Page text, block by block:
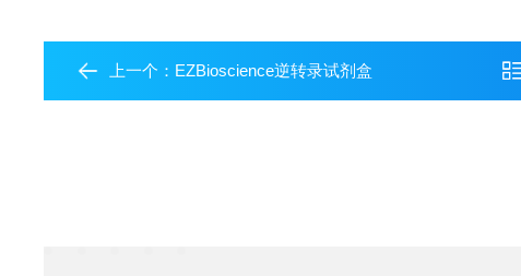
上一个： EZBioscience逆转录试剂盒